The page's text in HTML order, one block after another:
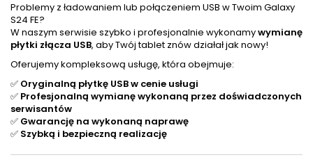
Problemy z ładowaniem lub połączeniem USB w Twoim Galaxy
S24 FE?
W naszym serwisie szybko i profesjonalnie wykonamywymianę
płytki złącza USB, aby Twój tablet znów działał jak nowy!
Oferujemy kompleksową usługę, która obejmuje:
✅ Oryginalną płytkę USB w cenie usługi
✅ Profesjonalną wymianę wykonaną przez doświadczonych
serwisantów
✅ Gwarancję na wykonaną naprawę
✅ Szybką i bezpieczną realizację